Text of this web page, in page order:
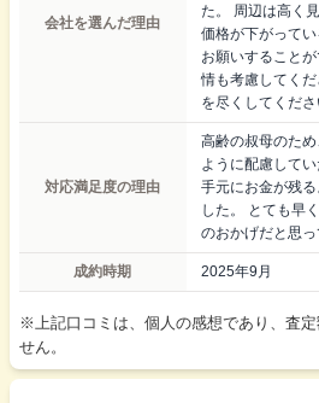
会社を選んだ理由
た。 周辺は高く
価格が下がって
お願いすること
情も考慮してく
を尽くしてくださ
対応満足度の理由
高齢の叔母のた
ように配慮して
手元にお金が残
した。 とても早
のおかげだと思っ
成約時期 2025年9月
※上記口コミは、個人の感想であり、査
せん。